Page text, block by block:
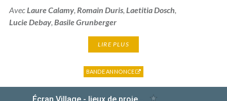
Avec Laure Calamy, Romain Duris, Laetitia Dosch
Lucie Debay, Basile Grunberger
LIRE PLUS
BANDE ANNONCE